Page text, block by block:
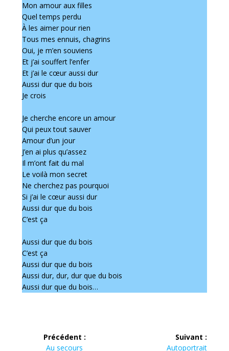
Mon amour aux filles
Quel temps perdu
À les aimer pour rien
Tous mes ennuis, chagrins
Oui, je m’en souviens
Et j’ai souffert l’enfer
Et j’ai le cœur aussi dur
Aussi dur que du bois
Je crois
Je cherche encore un amour
Qui peux tout sauver
Amour d’un jour
J’en ai plus qu’assez
Il m’ont fait du mal
Le voilà mon secret
Ne cherchez pas pourquoi
Si j’ai le cœur aussi dur
Aussi dur que du bois
C’est ça
Aussi dur que du bois
C’est ça
Aussi dur que du bois
Aussi dur, dur, dur que du bois
Aussi dur que du bois…
Navigation
Précédent :
Article
Au secours
Suivant :
Article
Autoportrait